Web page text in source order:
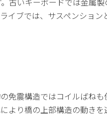
イブでは、サスペンショ
免震構造ではコイルばね
より橋の上部構造の動きを